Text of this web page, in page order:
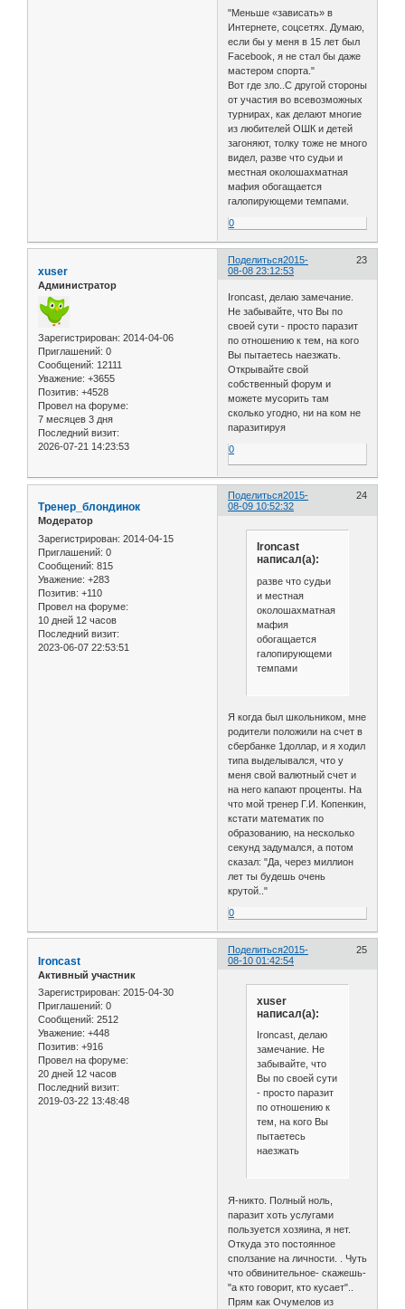
"Меньше «зависать» в
Интернете, соцсетях. Думаю,
если бы у меня в 15 лет был
Facebook, я не стал бы даже
мастером спорта."
Вот где зло..С другой стороны
от участия во всевозможных
турнирах, как делают многие
из любителей ОШК и детей
загоняют, толку тоже не много
видел, разве что судьи и
местная околошахматная
мафия обогащается
галопирующеми темпами.
0
Поделиться 23
2015-
08-08 23:12:53
xuser
Администратор
Зарегистрирован: 2014-04-06
Приглашений: 0
Сообщений: 12111
Уважение: +3655
Позитив: +4528
Провел на форуме:
7 месяцев 3 дня
Последний визит:
2026-07-21 14:23:53
Ironcast, делаю замечание.
Не забывайте, что Вы по
своей сути - просто паразит
по отношению к тем, на кого
Вы пытаетесь наезжать.
Открывайте свой
собственный форум и
можете мусорить там
сколько угодно, ни на ком не
паразитируя
0
Поделиться 24
2015-
08-09 10:52:32
Тренер_блондинок
Модератор
Зарегистрирован: 2014-04-15
Приглашений: 0
Сообщений: 815
Уважение: +283
Позитив: +110
Провел на форуме:
10 дней 12 часов
Последний визит:
2023-06-07 22:53:51
Ironcast
написал(а):
разве что судьи
и местная
околошахматная
мафия
обогащается
галопирующеми
темпами
Я когда был школьником, мне
родители положили на счет в
сбербанке 1доллар, и я ходил
типа выделывался, что у
меня свой валютный счет и
на него капают проценты. На
что мой тренер Г.И. Копенкин,
кстати математик по
образованию, на несколько
секунд задумался, а потом
сказал: "Да, через миллион
лет ты будешь очень
крутой.."
0
Поделиться 25
2015-
08-10 01:42:54
Ironcast
Активный участник
Зарегистрирован: 2015-04-30
Приглашений: 0
Сообщений: 2512
Уважение: +448
Позитив: +916
Провел на форуме:
20 дней 12 часов
Последний визит:
2019-03-22 13:48:48
xuser
написал(а):
Ironcast, делаю
замечание. Не
забывайте, что
Вы по своей сути
- просто паразит
по отношению к
тем, на кого Вы
пытаетесь
наезжать
Я-никто. Полный ноль,
паразит хоть услугами
пользуется хозяина, я нет.
Откуда это постоянное
сползание на личности. . Чуть
что обвинительное- скажешь-
"а кто говорит, кто кусает"..
Прям как Очумелов из